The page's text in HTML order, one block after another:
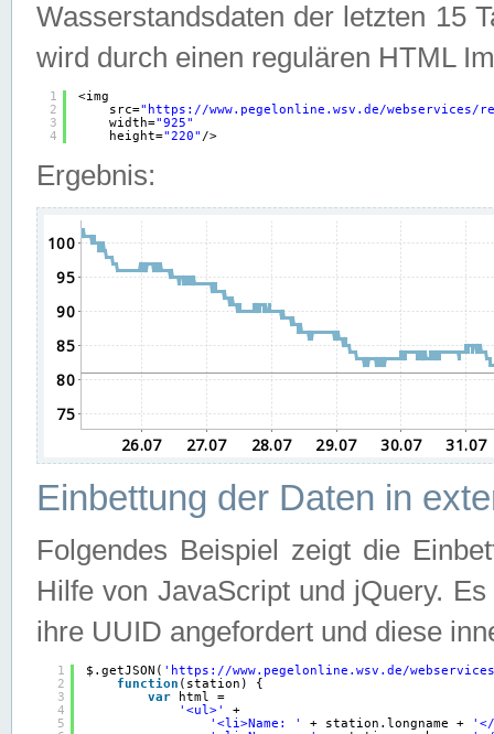
Wasserstandsdaten der letzten 15
wird durch einen regulären HTML
1
2
3
4
<img
src=" https://www.pegelonline.wsv.de/webservices/
width="925"
height="220" />
Ergebnis:
Einbettung der Daten in
Folgendes Beispiel zeigt die
Hilfe von JavaScript und jQuery.
ihre UUID angefordert und diese
1
2
3
4
5
$.getJSON( ' https://www.pegelonline.wsv.de/
function (station) {
var
html =
'<ul>'
+
'<li>Name: '
+ station.longname +